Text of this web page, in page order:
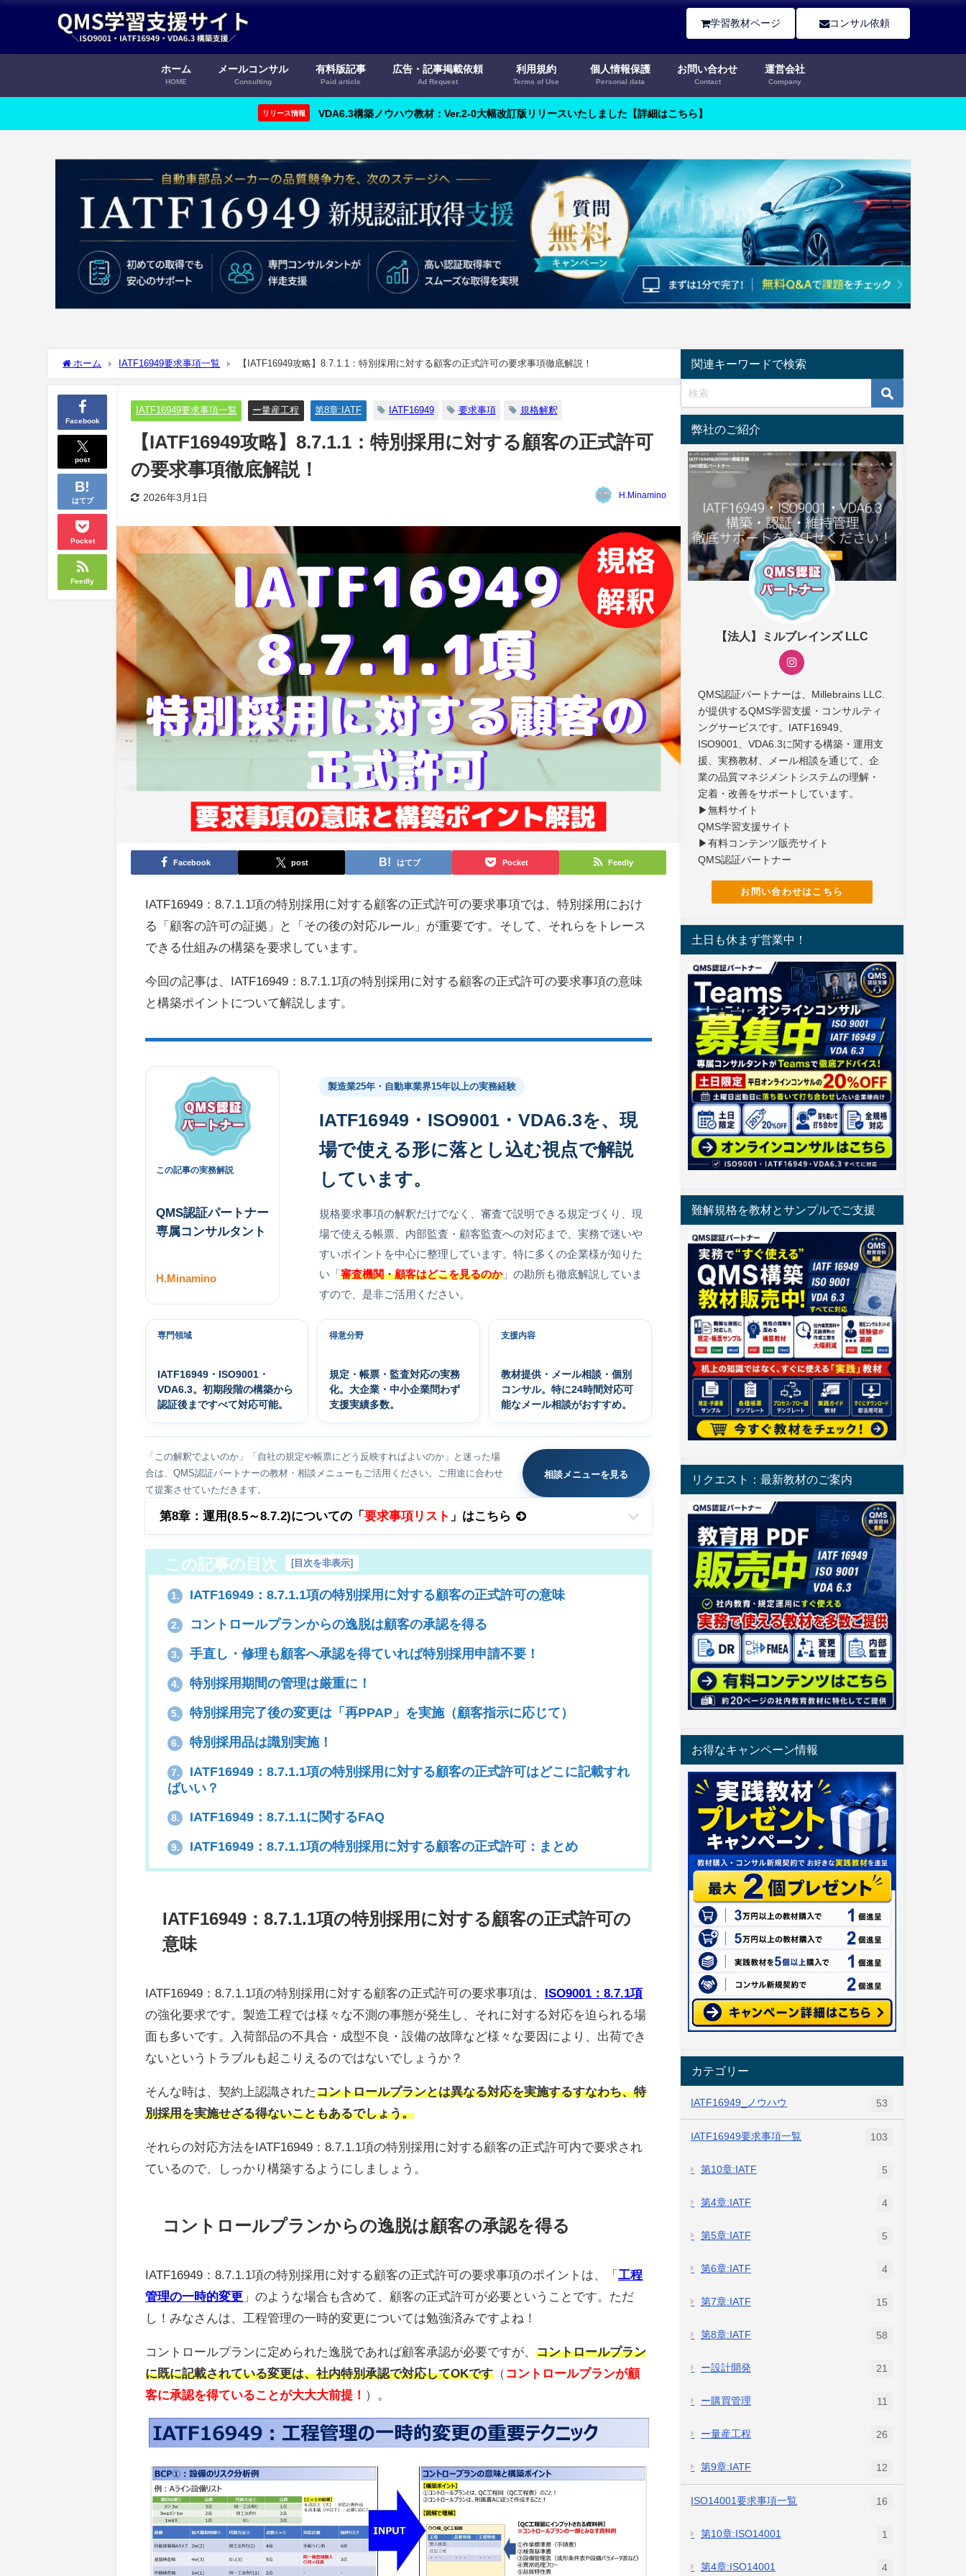
学習教材ページ コンサル依頼
ホーム
HOME
メールコンサル
Consulting
有料版記事
Paid article
広告・記事掲載依頼
Ad Request
利用規約
Terms of Use
個人情報保護
Personal data
お問い合わせ
Contact
運営会社
Company
リリース情報 VDA6.3構築ノウハウ教材：Ver.2-0大幅改訂版リリースいたしました【詳細はこちら】
ホーム IATF16949要求事項一覧 【IATF16949攻略】8.7.1.1：特別採用に対する顧客の正式許可の要求事項徹底解説！
Facebook
post
はてブ
Pocket
Feedly
IATF16949要求事項一覧 ー量産工程 第8章:IATF IATF16949 要求事項 規格解釈
【IATF16949攻略】8.7.1.1：特別採用に対する顧客の正式許可
の要求事項徹底解説！
2026年3月1日 H.Minamino
Facebook post はてブ Pocket Feedly
IATF16949：8.7.1.1項の特別採用に対する顧客の正式許可の要求事項では、特別採用におけ
る「顧客の許可の証拠」と「その後の対応ルール」が重要です。そして、それらをトレース
できる仕組みの構築を要求しています。
今回の記事は、IATF16949：8.7.1.1項の特別採用に対する顧客の正式許可の要求事項の意味
と構築ポイントについて解説します。
この記事の実務解説
QMS認証パートナー
専属コンサルタント
H.Minamino
製造業25年・自動車業界15年以上の実務経験
IATF16949・ISO9001・VDA6.3を、現
場で使える形に落とし込む視点で解説
しています。
規格要求事項の解釈だけでなく、審査で説明できる規定づくり、現
場で使える帳票、内部監査・顧客監査への対応まで、実務で迷いや
すいポイントを中心に整理しています。特に多くの企業様が知りた
い「審査機関・顧客はどこを見るのか」の勘所も徹底解説していま
すので、是非ご活用ください。
専門領域
IATF16949・ISO9001・
VDA6.3。初期段階の構築から
認証後まですべて対応可能。
得意分野
規定・帳票・監査対応の実務
化。大企業・中小企業問わず
支援実績多数。
支援内容
教材提供・メール相談・個別
コンサル。特に24時間対応可
能なメール相談がおすすめ。
「この解釈でよいのか」「自社の規定や帳票にどう反映すればよいのか」と迷った場
合は、QMS認証パートナーの教材・相談メニューもご活用ください。ご用途に合わせ
て提案させていただきます。
相談メニューを見る
第8章：運用(8.5～8.7.2)についての「要求事項リスト 」はこちら
この記事の目次 [目次を非表示]
1. IATF16949：8.7.1.1項の特別採用に対する顧客の正式許可の意味
2. コントロールプランからの逸脱は顧客の承認を得る
3. 手直し・修理も顧客へ承認を得ていれば特別採用申請不要！
4. 特別採用期間の管理は厳重に！
5. 特別採用完了後の変更は「再PPAP」を実施（顧客指示に応じて）
6. 特別採用品は識別実施！
7.
IATF16949：8.7.1.1項の特別採用に対する顧客の正式許可はどこに記載すれ
ばいい？
8. IATF16949：8.7.1.1に関するFAQ
9. IATF16949：8.7.1.1項の特別採用に対する顧客の正式許可：まとめ
IATF16949：8.7.1.1項の特別採用に対する顧客の正式許可の
意味
IATF16949：8.7.1.1項の特別採用に対する顧客の正式許可の要求事項は、 ISO9001：8.7.1項
の強化要求です。製造工程では様々な不測の事態が発生し、それに対する対応を迫られる場
面も多いです。入荷部品の不具合・成型不良・設備の故障など様々な要因により、出荷でき
ないというトラブルも起こりえるのではないでしょうか？
そんな時は、契約上認識されたコントロールプランとは異なる対応を実施するすなわち、特
別採用を実施せざる得ないこともあるでしょう。
それらの対応方法をIATF16949：8.7.1.1項の特別採用に対する顧客の正式許可内で要求され
ているので、しっかり構築するようにしましょう。
コントロールプランからの逸脱は顧客の承認を得る
IATF16949：8.7.1.1項の特別採用に対する顧客の正式許可の要求事項のポイントは、「 工程
管理の一時的変更 」のような場合も含めて、顧客の正式許可が必要ということです。ただ
し！みなさんは、工程管理の一時的変更については勉強済みですよね！
コントロールプランに定められた逸脱であれば顧客承認が必要ですが、コントロールプラン
に既に記載されている変更は、社内特別承認で対応してOKです （ コントロールプランが顧
客に承認を得ていることが大大大前提！ ）。
関連キーワードで検索
弊社のご紹介
【法人】ミルブレインズ LLC
QMS認証パートナーは、Millebrains LLC.
が提供するQMS学習支援・コンサルティ
ングサービスです。IATF16949、
ISO9001、VDA6.3に関する構築・運用支
援、実務教材、メール相談を通じて、企
業の品質マネジメントシステムの理解・
定着・改善をサポートしています。
▶無料サイト
QMS学習支援サイト
▶有料コンテンツ販売サイト
QMS認証パートナー
お問い合わせはこちら
土日も休まず営業中！
難解規格を教材とサンプルでご支援
リクエスト：最新教材のご案内
お得なキャンペーン情報
カテゴリー
IATF16949_ノウハウ 53
IATF16949要求事項一覧 103
第10章:IATF 5
第4章:IATF 4
第5章:IATF 5
第6章:IATF 4
第7章:IATF 15
第8章:IATF 58
ー設計開発 21
ー購買管理 11
ー量産工程 26
第9章:IATF 12
ISO14001要求事項一覧 16
第10章:ISO14001 1
第4章:ISO14001 4